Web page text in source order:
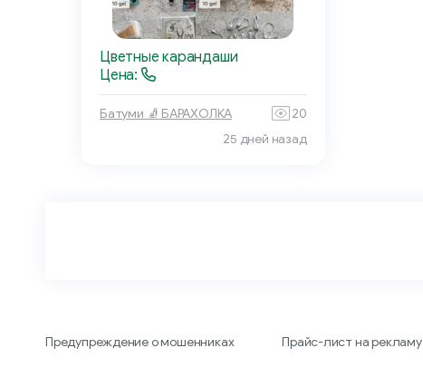
Цветные карандаши
Цена:
Батуми 🧦 БАРАХОЛКА
20
25 дней назад
Предупреждение о мошенниках Прайс-лист на рекламу